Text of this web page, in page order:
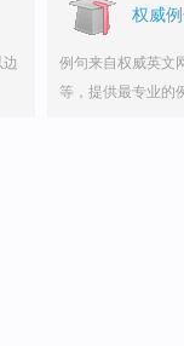
权威
例句来自权威英文
等，提供最专业的